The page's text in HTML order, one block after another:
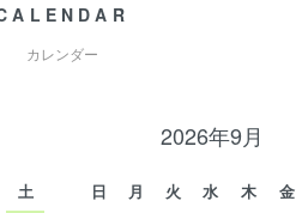
カレンダー
土
2026年9月
日 月 火 水 木 金